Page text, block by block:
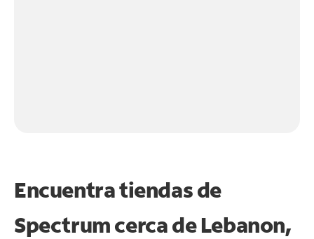
Encuentra tiendas de
Spectrum cerca deLebanon,